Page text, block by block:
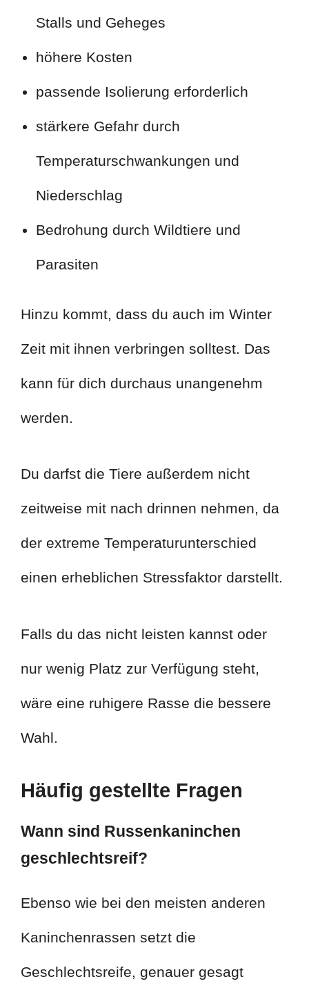
Stalls und Geheges
höhere Kosten
passende Isolierung erforderlich
stärkere Gefahr durch
Temperaturschwankungen und
Niederschlag
Bedrohung durch Wildtiere und
Parasiten
Hinzu kommt, dass du auch im Winter
Zeit mit ihnen verbringen solltest. Das
kann für dich durchaus unangenehm
werden.
Du darfst die Tiere außerdem nicht
zeitweise mit nach drinnen nehmen, da
der extreme Temperaturunterschied
einen erheblichen Stressfaktor darstellt.
Falls du das nicht leisten kannst oder
nur wenig Platz zur Verfügung steht,
wäre eine ruhigere Rasse die bessere
Wahl.
Häufig gestellte Fragen
Wann sind Russenkaninchen
geschlechtsreif?
Ebenso wie bei den meisten anderen
Kaninchenrassen setzt die
Geschlechtsreife, genauer gesagt